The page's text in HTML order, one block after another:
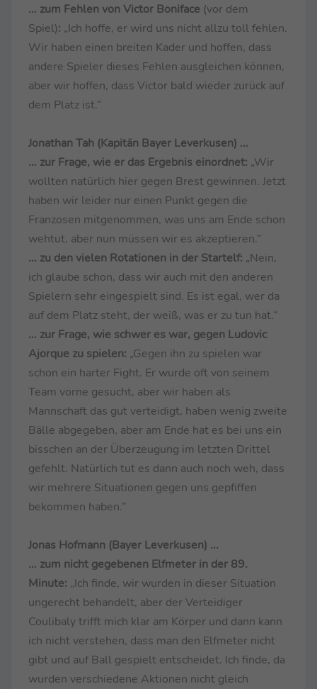
... zum Fehlen von Victor Boniface (vor dem
Spiel): „Ich hoffe, er wird uns nicht allzu toll fehlen.
Wir haben einen breiten Kader und hoffen, dass
andere Spieler dieses Fehlen ausgleichen können,
aber wir hoffen, dass Victor bald wieder zurück auf
dem Platz ist.“
Jonathan Tah (Kapitän Bayer Leverkusen) ...
... zur Frage, wie er das Ergebnis einordnet: „Wir
wollten natürlich hier gegen Brest gewinnen. Jetzt
haben wir leider nur einen Punkt gegen die
Franzosen mitgenommen, was uns am Ende schon
wehtut, aber nun müssen wir es akzeptieren.”
... zu den vielen Rotationen in der Startelf: „Nein,
ich glaube schon, dass wir auch mit den anderen
Spielern sehr eingespielt sind. Es ist egal, wer da
auf dem Platz steht, der weiß, was er zu tun hat.“
... zur Frage, wie schwer es war, gegen Ludovic
Ajorque zu spielen: „Gegen ihn zu spielen war
schon ein harter Fight. Er wurde oft von seinem
Team vorne gesucht, aber wir haben als
Mannschaft das gut verteidigt, haben wenig zweite
Bälle abgegeben, aber am Ende hat es bei uns ein
bisschen an der Überzeugung im letzten Drittel
gefehlt. Natürlich tut es dann auch noch weh, dass
wir mehrere Situationen gegen uns gepfiffen
bekommen haben.”
Jonas Hofmann (Bayer Leverkusen) ...
... zum nicht gegebenen Elfmeter in der 89.
Minute: „Ich finde, wir wurden in dieser Situation
ungerecht behandelt, aber der Verteidiger
Coulibaly trifft mich klar am Körper und dann kann
ich nicht verstehen, dass man den Elfmeter nicht
gibt und auf Ball gespielt entscheidet. Ich finde, da
wurden verschiedene Aktionen nicht gleich